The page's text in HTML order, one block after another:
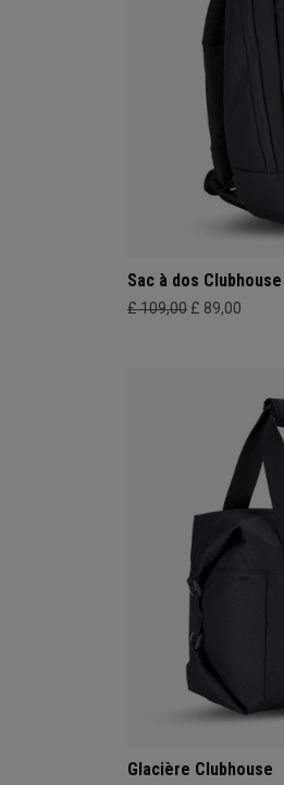
Sac à dos Clubhouse
£ 109,00 £ 89,00
Glacière Clubhouse